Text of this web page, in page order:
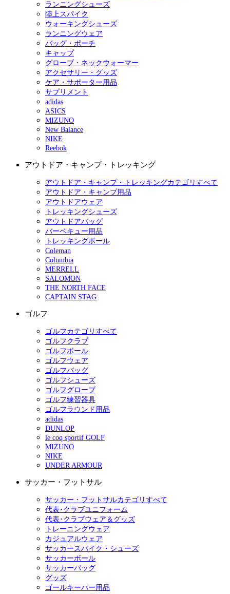
ランニングシューズ
陸上スパイク
ウォーキングシューズ
ランニングウェア
バッグ・ポーチ
キャップ
グローブ・ネックウォーマー
アクセサリー・グッズ
ケア・サポーター用品
サプリメント
adidas
ASICS
MIZUNO
New Balance
NIKE
Reebok
アウトドア・キャンプ・トレッキング
アウトドア・キャンプ・トレッキングカテゴリすべて
アウトドア・キャンプ用品
アウトドアウェア
トレッキングシューズ
アウトドアバッグ
バーベキュー用品
トレッキングポール
Coleman
Columbia
MERRELL
SALOMON
THE NORTH FACE
CAPTAIN STAG
ゴルフ
ゴルフカテゴリすべて
ゴルフクラブ
ゴルフボール
ゴルフウェア
ゴルフバッグ
ゴルフシューズ
ゴルフグローブ
ゴルフ練習器具
ゴルフラウンド用品
adidas
DUNLOP
le coq sportif GOLF
MIZUNO
NIKE
UNDER ARMOUR
サッカー・フットサル
サッカー・フットサルカテゴリすべて
代表･クラブユニフォーム
代表･クラブウェア＆グッズ
トレーニングウェア
カジュアルウェア
サッカースパイク・シューズ
サッカーボール
サッカーバッグ
グッズ
ゴールキーパー用品